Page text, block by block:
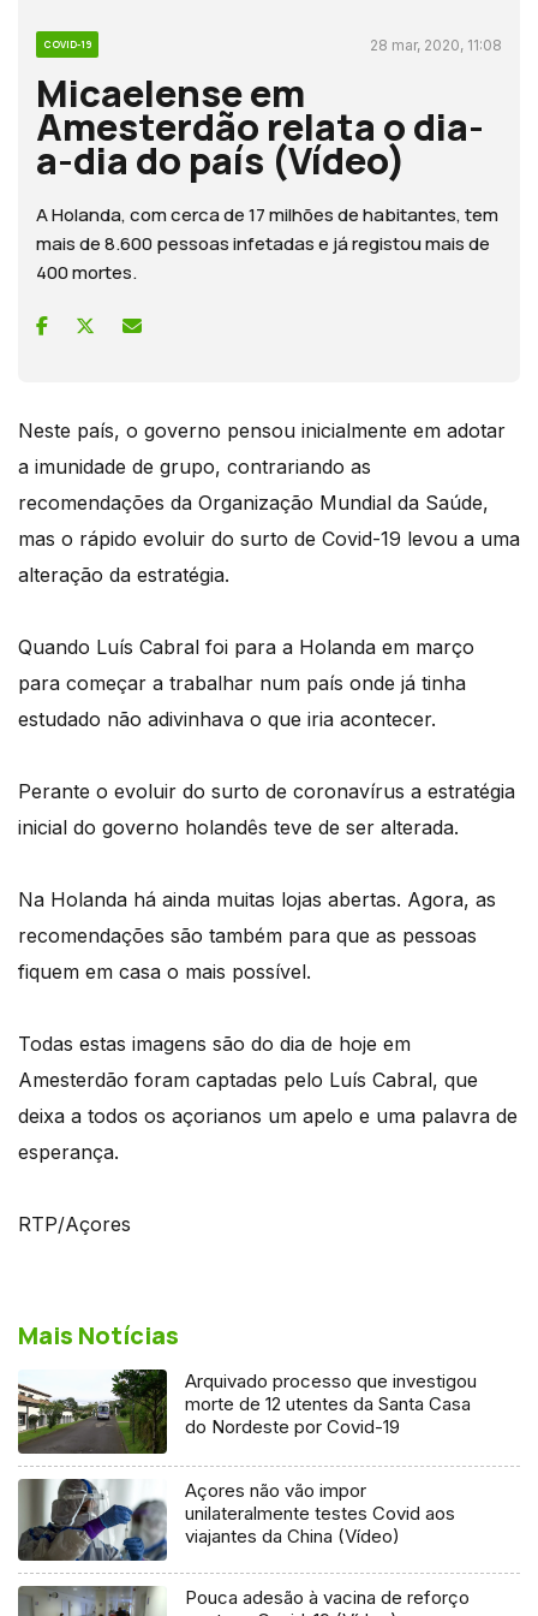
COVID-19 28 mar, 2020, 11:08
Micaelense em
Amesterdão relata o dia-
a-dia do país (Vídeo)
A Holanda, com cerca de 17 milhões de habitantes, tem
mais de 8.600 pessoas infetadas e já registou mais de
400 mortes.
Neste país, o governo pensou inicialmente em adotar
a imunidade de grupo, contrariando as
recomendações da Organização Mundial da Saúde,
mas o rápido evoluir do surto de Covid-19 levou a uma
alteração da estratégia.
Quando Luís Cabral foi para a Holanda em março
para começar a trabalhar num país onde já tinha
estudado não adivinhava o que iria acontecer.
Perante o evoluir do surto de coronavírus a estratégia
inicial do governo holandês teve de ser alterada.
Na Holanda há ainda muitas lojas abertas. Agora, as
recomendações são também para que as pessoas
fiquem em casa o mais possível.
Todas estas imagens são do dia de hoje em
Amesterdão foram captadas pelo Luís Cabral, que
deixa a todos os açorianos um apelo e uma palavra de
esperança.
RTP/Açores
Mais Notícias
Arquivado processo que investigou
morte de 12 utentes da Santa Casa
do Nordeste por Covid-19
Açores não vão impor
unilateralmente testes Covid aos
viajantes da China (Vídeo)
Pouca adesão à vacina de reforço